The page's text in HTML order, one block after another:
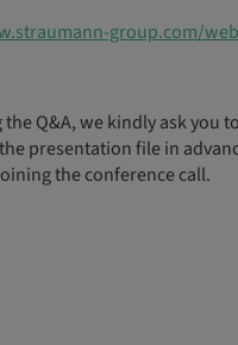
group.com/
Q&A, we kindly ask
presentation file in
the conference call.